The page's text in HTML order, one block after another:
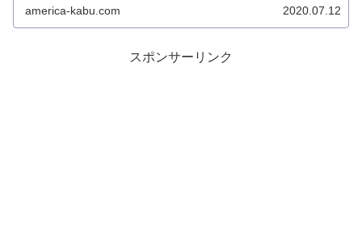
america-kabu.com 2020.07.12
スポンサーリンク